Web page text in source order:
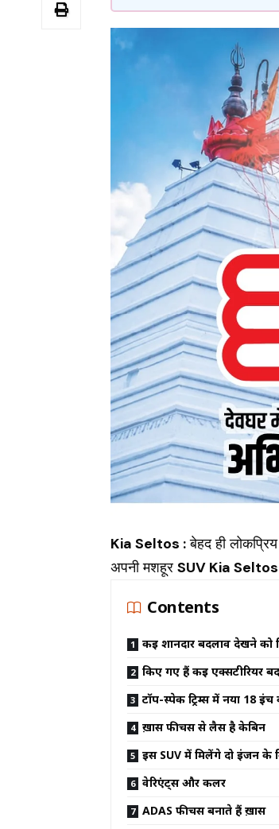
Kia Seltos :बेहद ही
अपनी मशहूरSUV Kia Seltos
Contents
कई शानदार बदलाव देखने को
किए गए हैं कई एक्सटीरियर
टॉप-स्पेक ट्रिम्स में नया 18
ख़ास फीचर्स से लैस है केबिन
इस SUV में मिलेंगे दो इंजन के
वेरिएंट्स और कलर
ADAS फीचर्स बनाते हैं ख़ास